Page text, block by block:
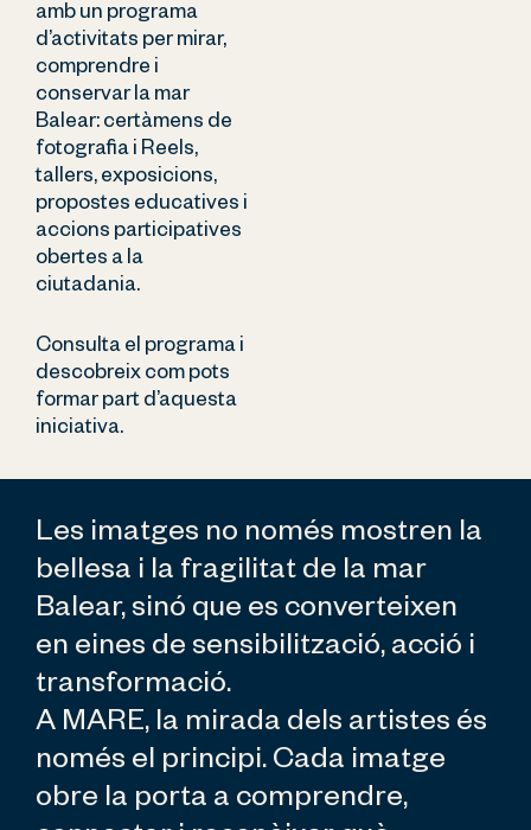
amb un programa
d’activitats per mirar,
comprendre i
conservar la mar
Balear: certàmens de
fotografia i Reels,
tallers, exposicions,
propostes educatives i
accions participatives
obertes a la
ciutadania.
Consulta el programa i
descobreix com pots
formar part d’aquesta
iniciativa.
Les imatges no només mostren la
bellesa i la fragilitat de la mar
Balear, sinó que es converteixen
en eines de sensibilització, acció i
transformació.
A MARE, la mirada dels artistes és
només el principi. Cada imatge
obre la porta a comprendre,